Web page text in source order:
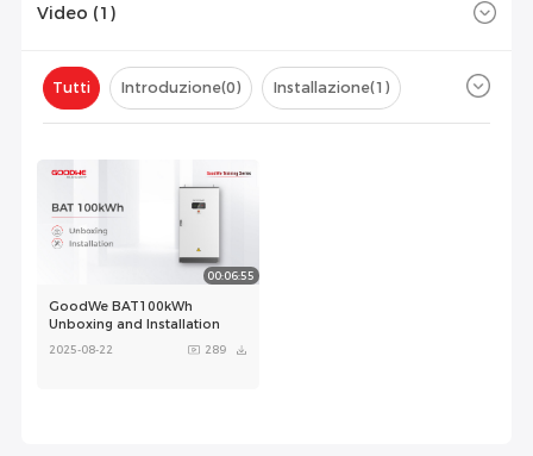
Video (1 )
Tutti Introduzione(0) Installazione(1 )
00:06:55
GoodWe BAT100kWh
Unboxing and Installation
2025-08-22 289